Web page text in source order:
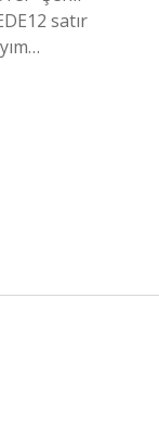
satır